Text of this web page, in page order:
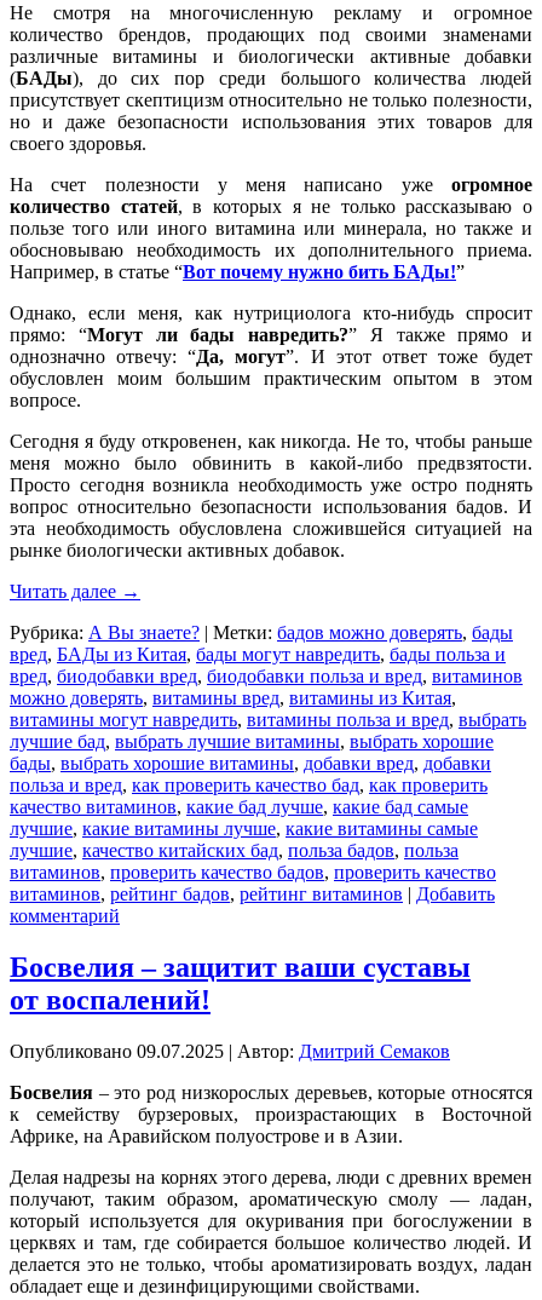
Не смотря на многочисленную рекламу и огромное
количество брендов, продающих под своими знаменами
различные витамины и биологически активные добавки
(БАДы), до сих пор среди большого количества людей
присутствует скептицизм относительно не только полезности,
но и даже безопасности использования этих товаров для
своего здоровья.
На счет полезности у меня написано уже огромное
количество статей, в которых я не только рассказываю о
пользе того или иного витамина или минерала, но также и
обосновываю необходимость их дополнительного приема.
Например, в статье “Вот почему нужно бить БАДы!”
Однако, если меня, как нутрициологакто-нибудь спросит
прямо: “Могут ли бады навредить?” Я также прямо и
однозначно отвечу: “Да, могут”. И этот ответ тоже будет
обусловлен моим большим практическим опытом в этом
вопросе.
Сегодня я буду откровенен, как никогда. Не то, чтобы раньше
меня можно было обвинить в какой-либопредвзятости.
Просто сегодня возникла необходимость уже остро поднять
вопрос относительно безопасности использования бадов. И
эта необходимость обусловлена сложившейся ситуацией на
рынке биологически активных добавок.
Читать далее →
Рубрика: А Вы знаете? | Метки: бадов можно доверять, бады
вред, БАДы из Китая, бады могут навредить, бады польза и
вред, биодобавки вред, биодобавки польза и вред, витаминов
можно доверять, витамины вред, витамины из Китая,
витамины могут навредить, витамины польза и вред, выбрать
лучшие бад, выбрать лучшие витамины, выбрать хорошие
бады, выбрать хорошие витамины, добавки вред, добавки
польза и вред, как проверить качество бад, как проверить
качество витаминов, какие бад лучше, какие бад самые
лучшие, какие витамины лучше, какие витамины самые
лучшие, качество китайских бад, польза бадов, польза
витаминов, проверить качество бадов, проверить качество
витаминов, рейтинг бадов, рейтинг витаминов | Добавить
комментарий
Босвелия – защитит ваши суставы
от воспалений!
Опубликовано 09.07.2025 | Автор: Дмитрий Семаков
Босвелия – это род низкорослых деревьев, которые относятся
к семейству бурзеровых, произрастающих в Восточной
Африке, на Аравийском полуострове и в Азии.
Делая надрезы на корнях этого дерева, люди с древних времен
получают, таким образом, ароматическую смолу — ладан,
который используется для окуривания при богослужении в
церквях и там, где собирается большое количество людей. И
делается это не только, чтобы ароматизировать воздух, ладан
обладает еще и дезинфицирующими свойствами.